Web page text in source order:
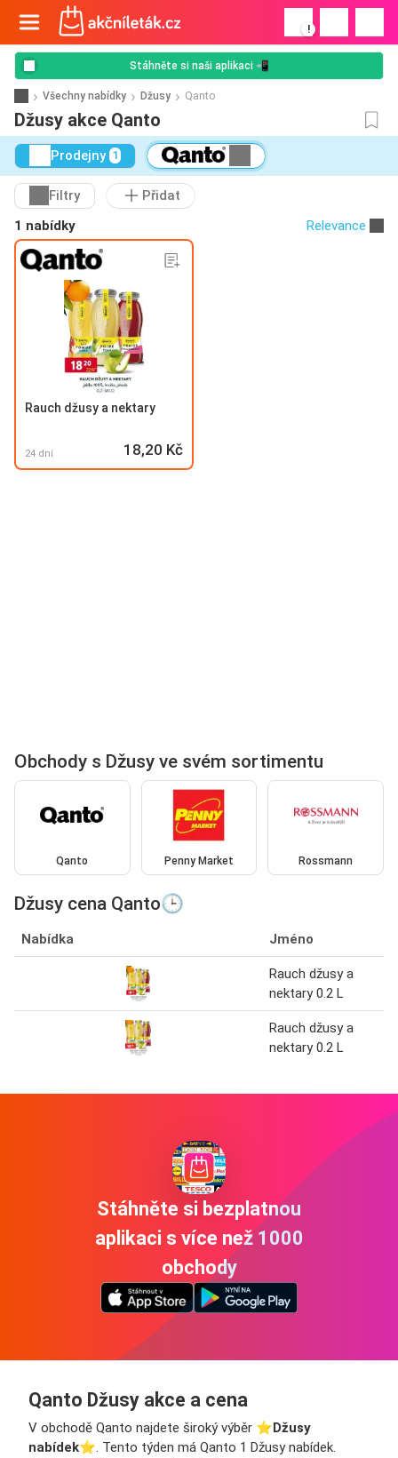
!
Stáhněte si naši aplikaci 📲
Všechny nabídky Džusy Qanto
Džusy akce Qanto
Prodejny 1
Filtry
Přidat
1 nabídky
Relevance
Rauch džusy a nektary
24 dní 18,20 Kč
Obchody s Džusy ve svém sortimentu
Qanto Penny Market Rossmann
Džusy cena Qanto🕒
Nabídka Jméno
Rauch džusy a
nektary 0.2 L
Rauch džusy a
nektary 0.2 L
Stáhněte si bezplatnou
aplikaci s více než 1000
obchody
Qanto Džusy akce a cena
V obchodě Qanto najdete široký výběr ⭐️Džusy
nabídek⭐️. Tento týden má Qanto 1 Džusy nabídek.